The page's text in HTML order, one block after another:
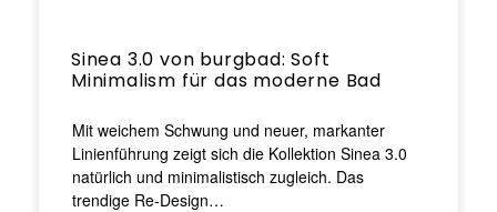
Sinea 3.0 von burgbad: Soft
Minimalism für das moderne Bad
Mit weichem Schwung und neuer, markanter
Linienführung zeigt sich die Kollektion Sinea 3.0
natürlich und minimalistisch zugleich. Das
trendige Re-Design…